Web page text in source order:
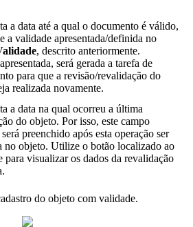
a data até a qual o documento é válido,
a validade apresentada/definida no
, descrito anteriormente.
será gerada a tarefa de
para que a revisão/revalidação do
realizada novamente.
a data na qual ocorreu a última
do objeto. Por isso, este campo
preenchido após esta operação ser
no objeto. Utilize o botão localizado ao
para visualizar os dados da revalidação
do objeto com validade.